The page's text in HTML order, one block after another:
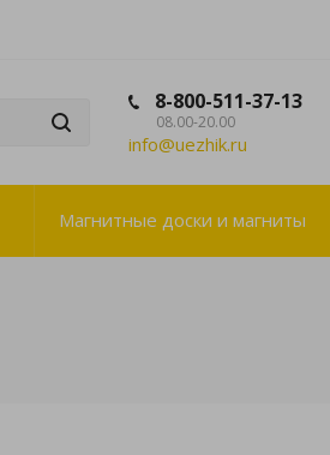
8-800-511-37-13
08.00-20.00
info@uezhik.ru
Магнитные доски и магниты